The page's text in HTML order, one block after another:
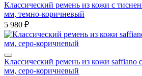
Классический ремень из кожи с
мм, темно-коричневый
5 980 ₽
Классический ремень из кожи saffiano
мм, серо-коричневый